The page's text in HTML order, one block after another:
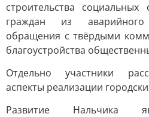
строительства социальных
граждан из
обращения с твёрдыми
благоустройства
Отдельно участники
аспекты реализации
Развитие Нальчика